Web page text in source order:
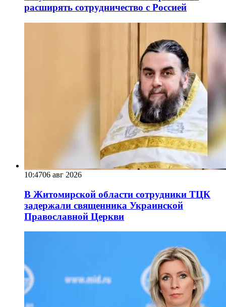
расширять сотрудничество с Россией
10:4706 авг 2026
В Житомирской области сотрудники ТЦК
задержали священника Украинской
Православной Церкви